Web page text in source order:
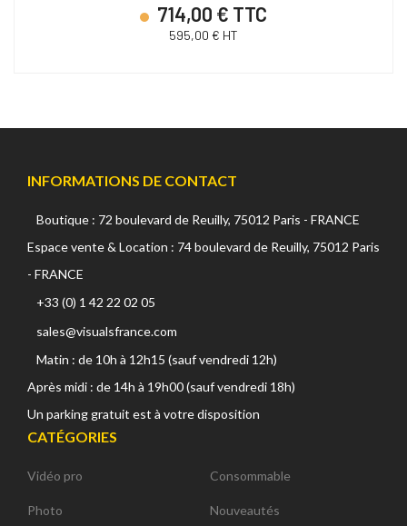
714,00 € TTC
595,00 € HT
INFORMATIONS DE CONTACT
Boutique : 72 boulevard de Reuilly, 75012 Paris - FRANCE
Espace vente & Location : 74 boulevard de Reuilly, 75012 Paris
- FRANCE
+33 (0) 1 42 22 02 05
sales@visualsfrance.com
Matin : de 10h à 12h15 (sauf vendredi 12h)
Après midi : de 14h à 19h00 (sauf vendredi 18h)
Un parking gratuit est à votre disposition
CATÉGORIES
Vidéo pro
Photo
Consommable
Nouveautés